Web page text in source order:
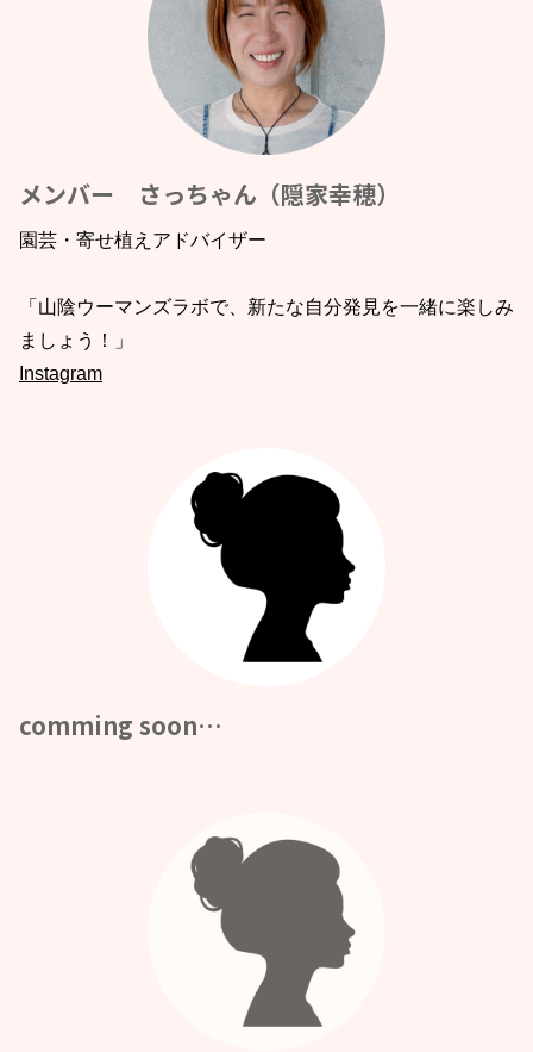
メンバー さっちゃん（隠家幸穂）
園芸・寄せ植えアドバイザー
「山陰ウーマンズラボで、新たな自分発見を一緒に楽しみ
ましょう！」
Instagram
comming soon…